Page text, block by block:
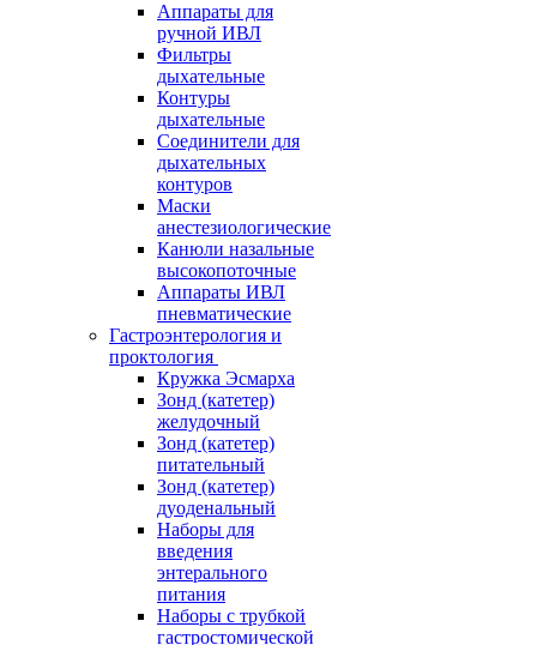
Аппараты для
ручной ИВЛ
Фильтры
дыхательные
Контуры
дыхательные
Соединители для
дыхательных
контуров
Маски
анестезиологические
Канюли назальные
высокопоточные
Аппараты ИВЛ
пневматические
Гастроэнтерология и
проктология
Кружка Эсмарха
Зонд (катетер)
желудочный
Зонд (катетер)
питательный
Зонд (катетер)
дуоденальный
Наборы для
введения
энтерального
питания
Наборы с трубкой
гастростомической